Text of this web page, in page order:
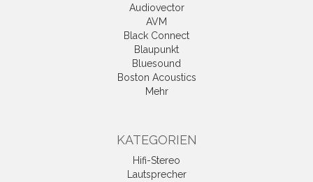
Audiovector
AVM
Black Connect
Blaupunkt
Bluesound
Boston Acoustics
Mehr
KATEGORIEN
Hifi-Stereo
Lautsprecher